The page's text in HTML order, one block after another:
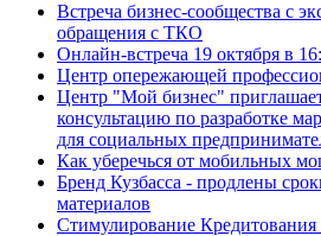
Встреча бизнес-сообщества с
обращения с ТКО
Онлайн-встреча 19 октября в
Центр опережающей
Центр "Мой бизнес"
консультацию по разработке
для социальных
Как уберечься от мобильных
Бренд Кузбасса - продлены
материалов
Стимулирование